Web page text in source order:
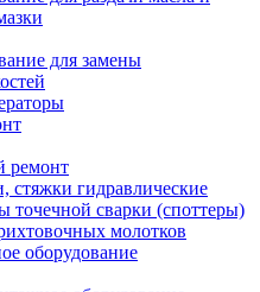
для замены
ремонт
стяжки гидравлические
точечной сварки (споттеры)
молотков
оборудование